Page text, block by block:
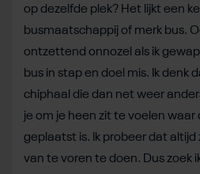
op dezelfde plek? Het lijkt een
busmaatschappij of merk bus.
ontzettend onnozel als ik
bus in stap en doel mis. Ik denk
chiphaal die dan net weer
je om je heen zit te voelen
geplaatst is. Ik probeer dat
van te voren te doen. Dus zoek